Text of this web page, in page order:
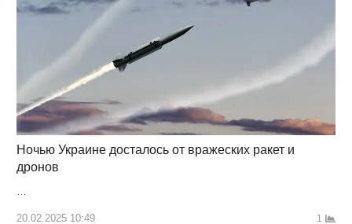
Ночью Украине досталось от вражеских ракет и
дронов
…
20.02.2025 10:49 1